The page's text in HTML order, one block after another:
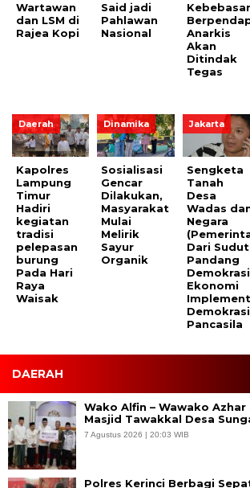
Wartawan
dan LSM di
Rajea Kopi
Said jadi
Pahlawan
Nasional
Anarkis
Akan
Ditindak
Tegas
Daerah
Kapolres
Lampung
Timur
Hadiri
kegiatan
tradisi
pelepasan
burung
Pada Hari
Raya
Waisak
Dinamika
Sosialisasi
Gencar
Dilakukan,
Masyarakat
Mulai
Melirik
Sayur
Organik
Jakarta
Sengketa
Tanah
Desa
Wadas
Negara
Dari Sudut
Pandang
Demokrasi
Ekonomi
Demokrasi
Pancasila
DAERAH
Wako Alfin – Wawako Azhar
Masjid Tawakkal Desa
7 Agustus 2026 | 20:03 WIB
Polres Kerinci Berbagi